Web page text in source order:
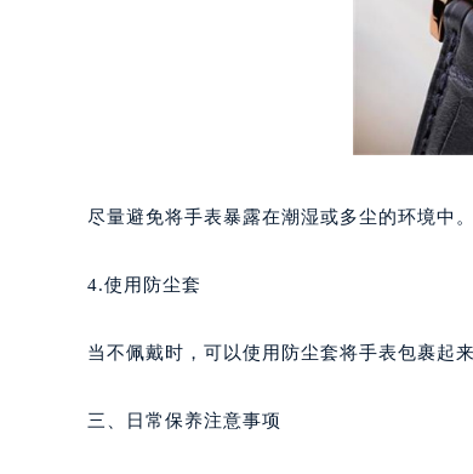
石家庄市长安区中山东路39
西安市碑林区南关正街88号
海口市龙华区金贸东路5号
唐山市路南区新华东道100
台州市椒江区东海大道
甘肃省兰州市七里河区西津
黑龙江省黑河市爱辉区中央
黑龙江省佳木斯市向阳区长
尽量避免将手表暴露在潮湿或多尘的环境中
4.使用防尘套
当不佩戴时，可以使用防尘套将手表包裹起
三、日常保养注意事项